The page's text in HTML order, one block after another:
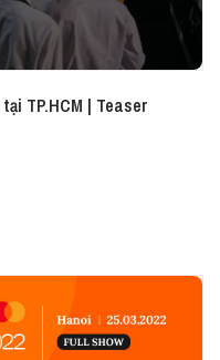
TP.HCM | Teaser